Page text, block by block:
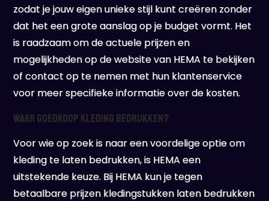
zodat je jouw eigen unieke stijl kunt creëren zonder
dat het een grote aanslag op je budget vormt. Het
is raadzaam om de actuele prijzen en
mogelijkheden op de website van HEMA te bekijken
of contact op te nemen met hun klantenservice
voor meer specifieke informatie over de kosten.
Waar goedkoop kleding bedrukken?
Voor wie op zoek is naar een voordelige optie om
kleding te laten bedrukken, is HEMA een
uitstekende keuze. Bij HEMA kun je tegen
betaalbare prijzen kledingstukken laten bedrukken